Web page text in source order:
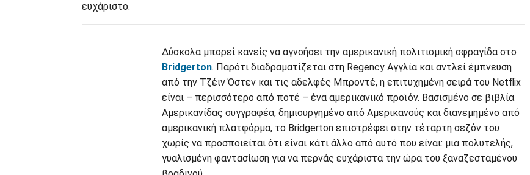
ευχάριστο.
Δύσκολα μπορεί κανείς να αγνοήσει την αμερικανική πολιτισμική σφραγίδα στο
Bridgerton. Παρότι διαδραματίζεται στη Regency Αγγλία και αντλεί έμπνευση
από την Τζέιν Όστεν και τις αδελφές Μπροντέ, η επιτυχημένη σειρά του Netflix
είναι – περισσότερο από ποτέ – ένα αμερικανικό προϊόν. Βασισμένο σε βιβλία
Αμερικανίδας συγγραφέα, δημιουργημένο από Αμερικανούς και διανεμημένο από
αμερικανική πλατφόρμα, το Bridgerton επιστρέφει στην τέταρτη σεζόν του
χωρίς να προσποιείται ότι είναι κάτι άλλο από αυτό που είναι: μια πολυτελής,
γυαλισμένη φαντασίωση για να περνάς ευχάριστα την ώρα του ξαναζεσταμένου